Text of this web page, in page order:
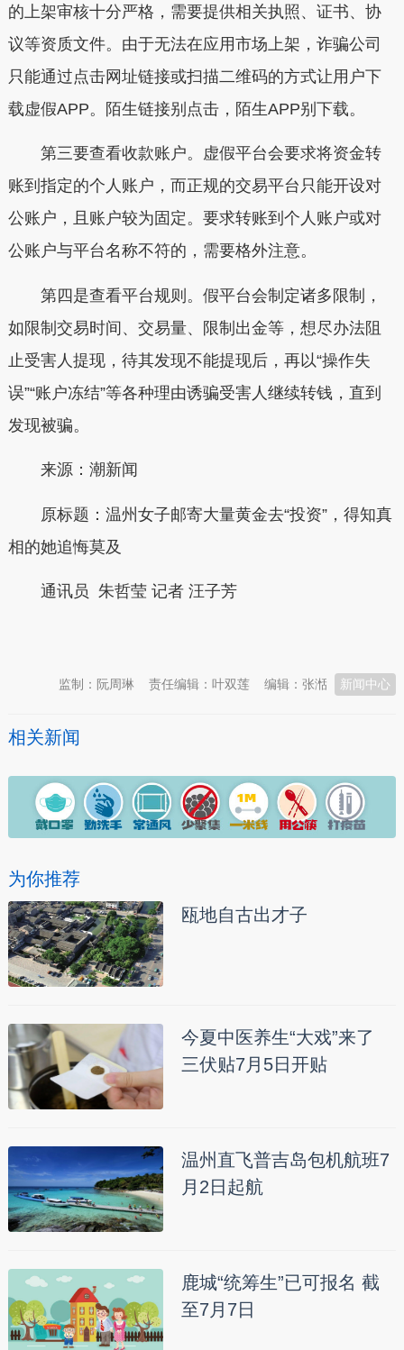
的上架审核十分严格，需要提供相关执照、证书、协
议等资质文件。由于无法在应用市场上架，诈骗公司
只能通过点击网址链接或扫描二维码的方式让用户下
载虚假APP。
陌生链接别点击，陌生APP别下载。
第三要查看收款账户。虚假平台会要求将资金转
账到指定的个人账户，而正规的交易平台只能开设对
公账户，且账户较为固定。 要求转账到个人账户或对
公账户与平台名称不符的，需要格外注意。
第四是查看平台规则。假平台会制定诸多限制，
如限制交易时间、交易量、限制出金等，想尽办法阻
止受害人提现，待其发现不能提现后，再以“操作失
误”“账户冻结”等各种理由诱骗受害人继续转钱，直到
发现被骗。
来源：潮新闻
原标题：温州女子邮寄大量黄金去“投资”，得知真
相的她追悔莫及
通讯员 朱哲莹 记者 汪子芳
新闻中心
编辑：张湉
责任编辑：叶双莲
监制：阮周琳
相关新闻
为你推荐
瓯地自古出才子
今夏中医养生“大戏”来了
三伏贴7月5日开贴
温州直飞普吉岛包机航班7
月2日起航
鹿城“统筹生”已可报名 截
至7月7日